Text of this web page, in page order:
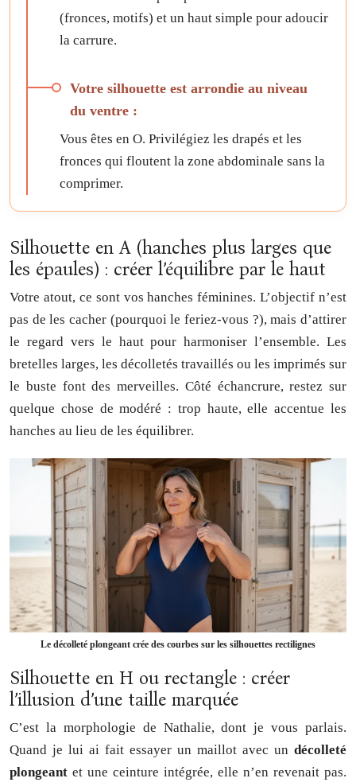
(fronces, motifs) et un haut simple pour adoucir
la carrure.
Votre silhouette est arrondie au niveau
du ventre :
Vous êtes en O. Privilégiez les drapés et les
fronces qui floutent la zone abdominale sans la
comprimer.
Silhouette en A (hanches plus larges que
les épaules) : créer l’équilibre par le haut
Votre atout, ce sont vos hanches féminines. L’objectif n’est
pas de les cacher (pourquoi le feriez-vous ?), mais d’attirer
le regard vers le haut pour harmoniser l’ensemble. Les
bretelles larges, les décolletés travaillés ou les imprimés sur
le buste font des merveilles. Côté échancrure, restez sur
quelque chose de modéré : trop haute, elle accentue les
hanches au lieu de les équilibrer.
Le décolleté plongeant crée des courbes sur les silhouettes rectilignes
Silhouette en H ou rectangle : créer
l’illusion d’une taille marquée
C’est la morphologie de Nathalie, dont je vous parlais.
Quand je lui ai fait essayer un maillot avec un décolleté
plongeant et une ceinture intégrée, elle n’en revenait pas.